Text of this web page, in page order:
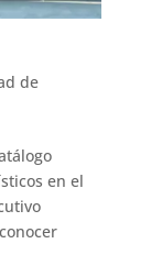
de
en el